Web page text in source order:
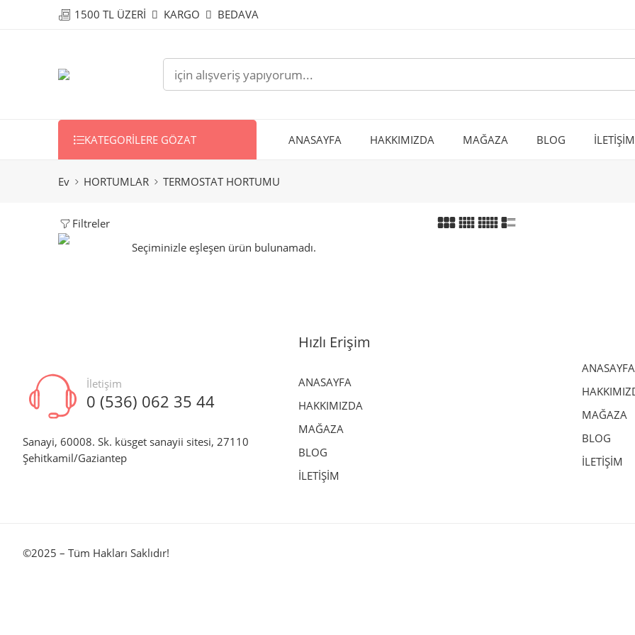
1500 TL ÜZERİ KARGO BEDAVA
KATEGORILERE GÖZAT ANASAYFA HAKKIMIZDA MAĞAZA BLOG İLETİŞİM
Ev HORTUMLAR TERMOSTAT HORTUMU
Filtreler
Seçiminizle eşleşen ürün bulunamadı.
İletişim
0 (536) 062 35 44
Sanayi, 60008. Sk. küsget sanayii sitesi, 27110
Şehitkamil/Gaziantep
Hızlı Erişim
ANASAYFA
HAKKIMIZDA
MAĞAZA
BLOG
İLETİŞİM
ANASAYFA
MAĞAZA
BLOG
İLETİŞİM
©2025 – Tüm Hakları Saklıdır!